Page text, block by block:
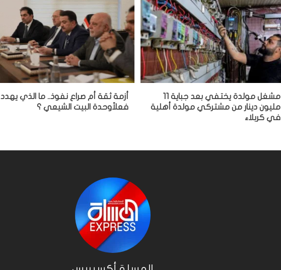
مشغل مولدة يختفي بعد جباية 11
مليون دينار من مشتركي مولدة أهلية
في كربلاء
أزمة ثقة أم صراع نفوذ.. ما الذي يهدد
فعلاًوحدة البيت الشيعي ؟